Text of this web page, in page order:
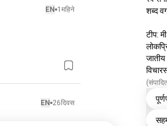
EN 1महिने
EN 26दिवस
शब्द
टीप:
जातीय